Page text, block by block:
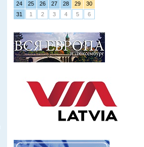
24
25 26 27 28 29
30
31
1 2 3 4 5 6